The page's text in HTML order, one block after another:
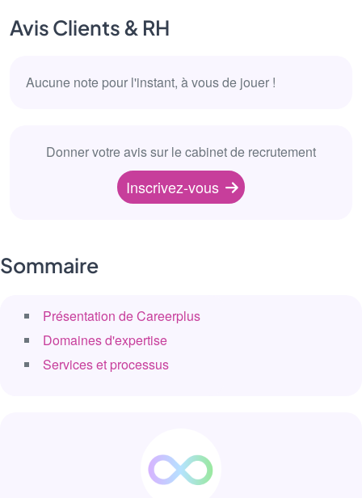
Avis Clients & RH
Aucune note pour l'instant, à vous de jouer !
Donner votre avis sur le cabinet de recrutement
Inscrivez-vous
Sommaire
Présentation de Careerplus
Domaines d'expertise
Services et processus